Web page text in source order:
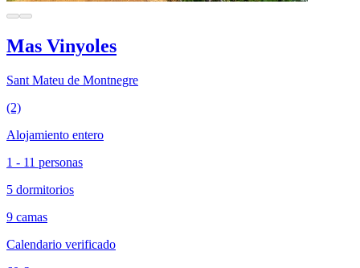
Mas Vinyoles
Sant Mateu de Montnegre
(2)
Alojamiento entero
1 - 11 personas
5 dormitorios
9 camas
Calendario verificado